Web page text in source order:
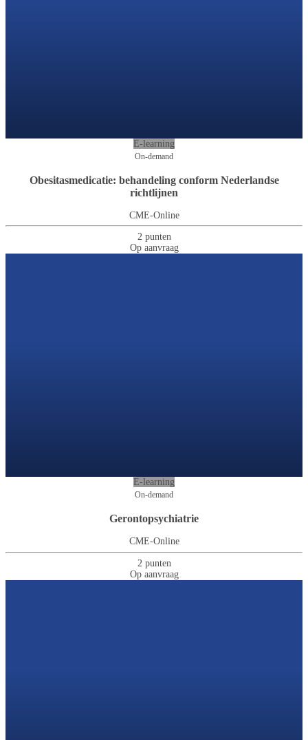
E-learning
On-demand
Obesitasmedicatie: behandeling conform Nederlandse
richtlijnen
CME-Online
2 punten
Op aanvraag
E-learning
On-demand
Gerontopsychiatrie
CME-Online
2 punten
Op aanvraag